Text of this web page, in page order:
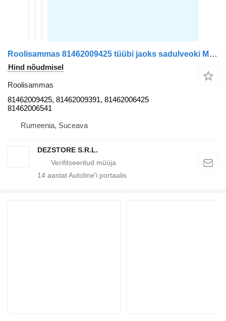
Roolisammas 81462009425 tüübi jaoks sadulveoki MAN TGX
Hind nõudmisel
Roolisammas
81462009425, 81462009391, 81462006425
81462006541
Rumeenia, Suceava
DEZSTORE S.R.L.
14 aastat Autoline'i portaalis